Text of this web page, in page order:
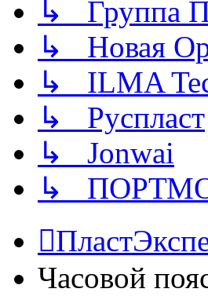
↳ Группа
↳ Новая
↳ ILMA
↳ Руспласт
↳ Jonwai
↳
Часовой